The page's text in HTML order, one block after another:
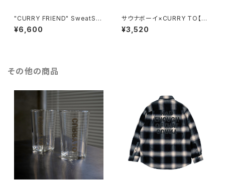
"CURRY FRIEND" SweatShi
rt BLACK
¥6,600
サウナボーイ×CURRY TO【サ
ウナ飯T 松江】BLACK
¥3,520
その他の商品